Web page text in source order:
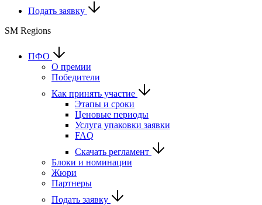
Подать заявку
SM Regions
ПФО
О премии
Победители
Как принять участие
Этапы и сроки
Ценовые периоды
Услуга упаковки заявки
FAQ
Скачать регламент
Блоки и номинации
Жюри
Партнеры
Подать заявку